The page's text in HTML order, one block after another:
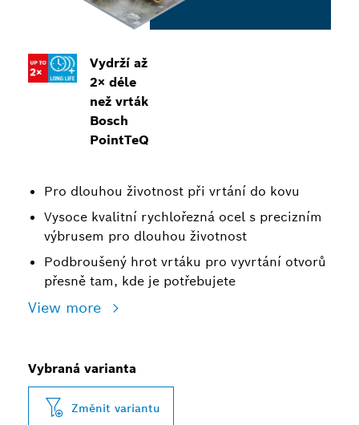
Vydrží až
2× déle
než vrták
Bosch
PointTeQ
Pro dlouhou životnost při vrtání do kovu
Vysoce kvalitní rychlořezná ocel s precizním
výbrusem pro dlouhou životnost
Podbroušený hrot vrtáku pro vyvrtání otvorů
přesně tam, kde je potřebujete
View more
Vybraná varianta
Změnit variantu